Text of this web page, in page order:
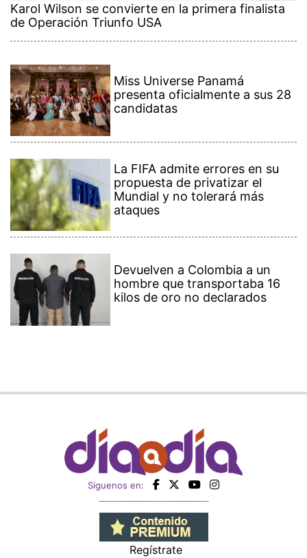
Karol Wilson se convierte en la primera finalista
de Operación Triunfo USA
Miss Universe Panamá
presenta oficialmente a sus 28
candidatas
La FIFA admite errores en su
propuesta de privatizar el
Mundial y no tolerará más
ataques
Devuelven a Colombia a un
hombre que transportaba 16
kilos de oro no declarados
Siguenos en:
Regístrate